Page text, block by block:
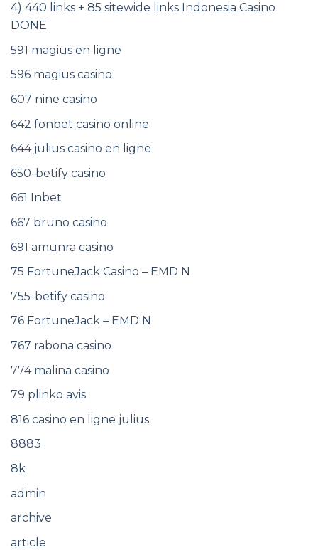
4) 440 links + 85 sitewide links Indonesia Casino
DONE
591 magius en ligne
596 magius casino
607 nine casino
642 fonbet casino online
644 julius casino en ligne
650-betify casino
661 Inbet
667 bruno casino
691 amunra casino
75 FortuneJack Casino – EMD N
755-betify casino
76 FortuneJack – EMD N
767 rabona casino
774 malina casino
79 plinko avis
816 casino en ligne julius
8883
8k
admin
archive
article